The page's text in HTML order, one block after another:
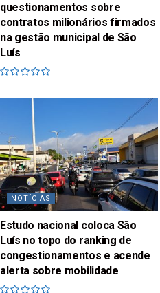
questionamentos sobre
contratos milionários firmados
na gestão municipal de São
Luís
NOTÍCIAS
Estudo nacional coloca São
Luís no topo do ranking de
congestionamentos e acende
alerta sobre mobilidade